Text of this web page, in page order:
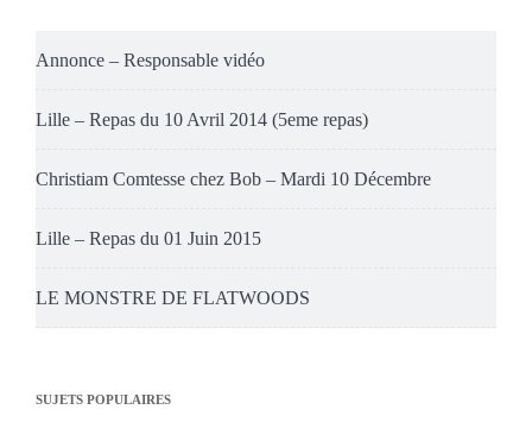
Annonce – Responsable vidéo
Lille – Repas du 10 Avril 2014 (5eme repas)
Christiam Comtesse chez Bob – Mardi 10 Décembre
Lille – Repas du 01 Juin 2015
LE MONSTRE DE FLATWOODS
SUJETS POPULAIRES